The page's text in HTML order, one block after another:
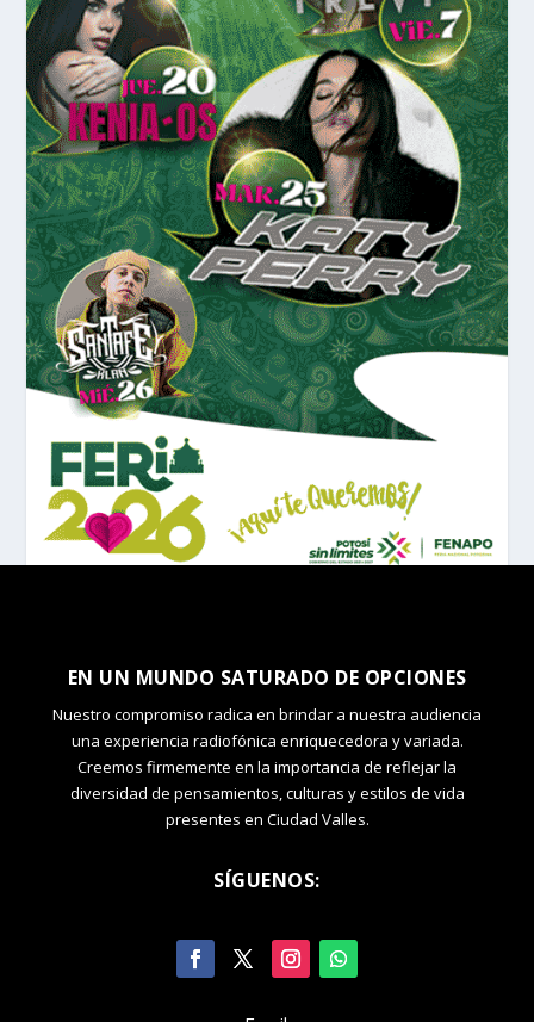
EN UN MUNDO SATURADO DE OPCIONES
Nuestro compromiso radica en brindar a nuestra audiencia
una experiencia radiofónica enriquecedora y variada.
Creemos firmemente en la importancia de reflejar la
diversidad de pensamientos, culturas y estilos de vida
presentes en Ciudad Valles.
SÍGUENOS: